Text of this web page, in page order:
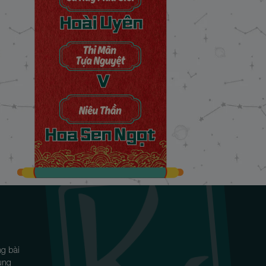
Chương 39: Ranh giới mong manh
Chương 40: Khoảng lặng tâm hồn
Chương 41: Gió lạnh trăng treo 22/11/2024
Chương 42: Ý niệm vương quyền 22/11/2024
Chương 43: Trời xanh bất tận 22/11/2024
Chương 44: Trăng ngự đêm thâu
Chương 45: Trái tim sát thủ
Chương 46: Màn đêm tĩnh lặng 22/11/2024
Chương 47: Mây hoạ biển trời 22/11/2024
Chương 48: Ước vọng giang sơn 22/11/2024
Chương 49: Góc tối tâm hồn
Chương 51: Binh biến Vân Chu
52: Gió lạnh biên quan
bài